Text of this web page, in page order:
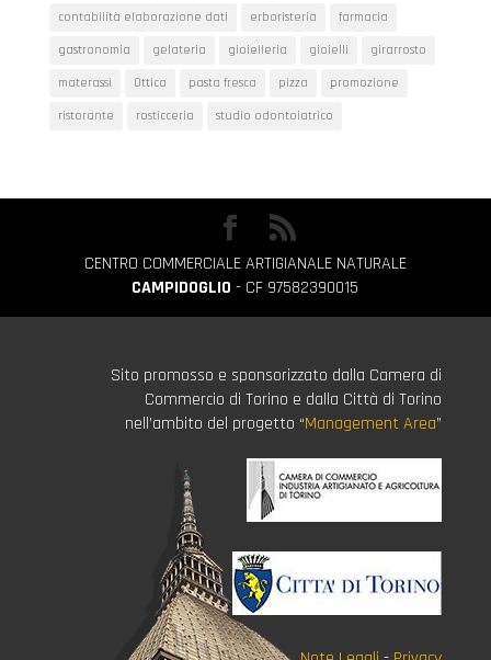
contabilità elaborazione dati
erboristeria
farmacia
gastronomia
gelateria gioielleria gioielli
girarrosto
materassi
Ottica pasta fresca pizza
promozione
ristorante
rosticceria studio odontoiatrico
CENTRO COMMERCIALE ARTIGIANALE NATURALE
CAMPIDOGLIO - CF 97582390015
Sito promosso e sponsorizzato dalla Camera di
Commercio di Torino e dalla Città di Torino
nell’ambito del progetto “Management Area”